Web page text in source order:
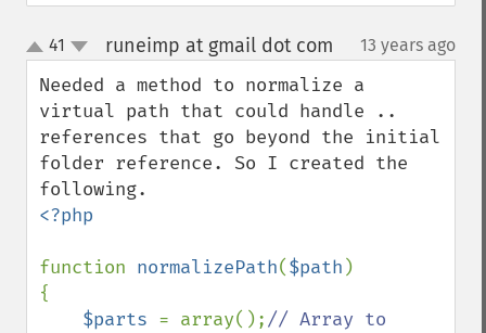
up
down
41 runeimp at gmail dot com 13 years ago
Needed a method to normalize a
virtual path that could handle ..
references that go beyond the initial
folder reference. So I created the
<?php
function normalizePath($path )
{
$parts = array();// Array to